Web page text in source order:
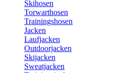
Skihosen
Torwarthosen
Trainingshosen
Jacken
Laufjacken
Outdoorjacken
Skijacken
Sweatjacken